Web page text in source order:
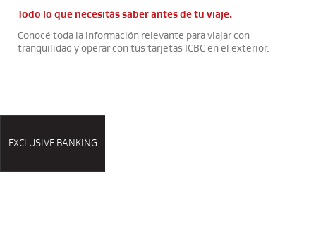
Todo lo que necesitás saber antes de tu viaje.
Conocé toda la información relevante para viajar con
tranquilidad y operar con tus tarjetas ICBC en el exterior.
EXCLUSIVE BANKING